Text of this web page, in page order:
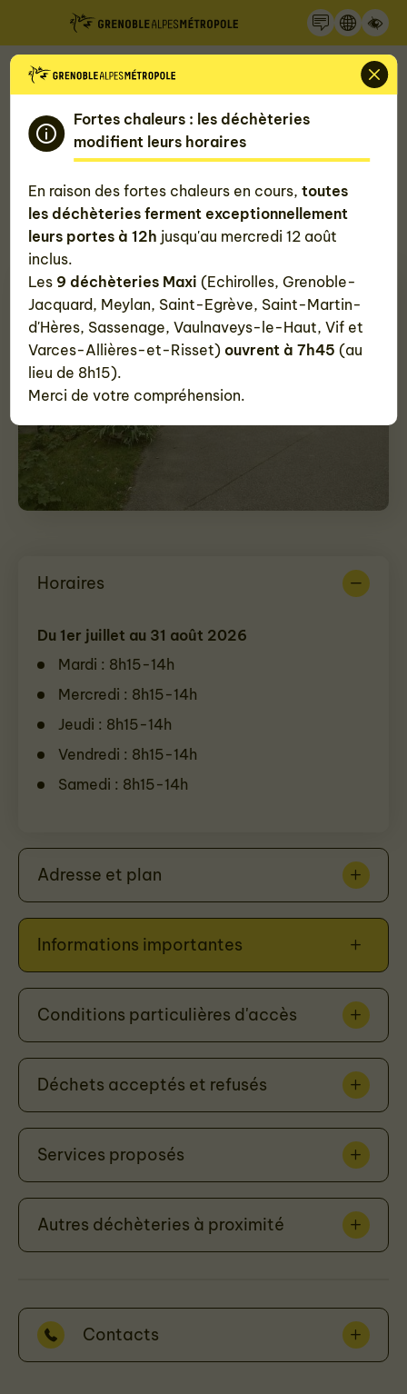
Panneau de gestion des cookies
Fortes chaleurs : les déchèteries
modifient leurs horaires
En raison des fortes chaleurs en cours,toutes
les déchèteries ferment exceptionnellement
leurs portes à 12h jusqu'au mercredi 12 août
inclus.
Les 9 déchèteries Maxi (Echirolles, Grenoble-
Jacquard, Meylan, Saint-Egrève, Saint-Martin-
d'Hères, Sassenage, Vaulnaveys-le-Haut, Vif et
Varces-Allières-et-Risset) ouvrent à 7h45(au
lieu de 8h15).
Merci de votre compréhension.
Accueil
Mon quotidien, ma Métropole
Gérer mes déchets
Déchèteries
Déchèterie d'Eybens
33 rue des Grands Champs , 38320 Eybens
Horaires
Du 1er juillet au 31 août 2026
Mardi : 8h15-14h
Mercredi : 8h15-14h
Jeudi : 8h15-14h
Vendredi : 8h15-14h
Samedi : 8h15-14h
Adresse et plan
Informations importantes
Conditions particulières d'accès
Déchets acceptés et refusés
Services proposés
Autres déchèteries à proximité
Contacts